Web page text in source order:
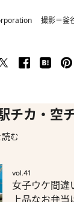
撮影＝釜
チカ・空
む
vol.41
女子ウケ間違